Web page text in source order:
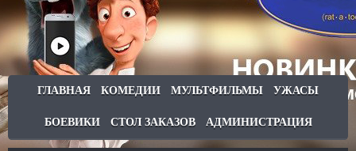
ГЛАВНАЯ КОМЕДИИ МУЛЬТФИЛЬМЫ УЖАСЫ
БОЕВИКИ СТОЛ ЗАКАЗОВ АДМИНИСТРАЦИЯ